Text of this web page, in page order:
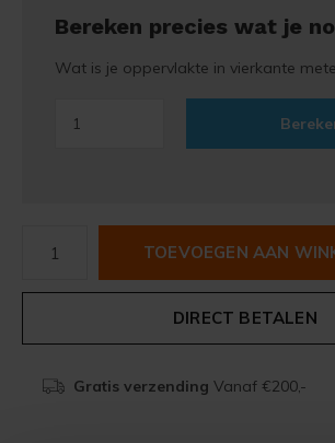
Bereken precies wat je
Wat is je oppervlakte in vierkante
TOEVOEGEN AAN
DIRECT BETALEN
Gratis verzending Vanaf €200,-